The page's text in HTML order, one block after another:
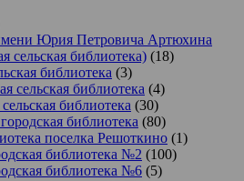
Юрия Петровича Артюхина
сельская библиотека) (18)
библиотека (3)
сельская библиотека (4)
библиотека (30)
библиотека (80)
поселка Решоткино (1)
библиотека №2 (100)
библиотека №6 (5)